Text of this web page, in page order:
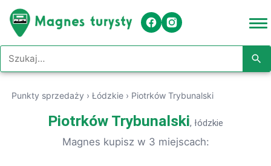
Szukaj w serwisie
Punkty sprzedaży ›Łódzkie › Piotrków Trybunalski
Piotrków Trybunalski, łódzkie
Magnes kupisz w 3 miejscach: